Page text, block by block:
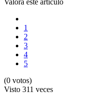
1
2
3
4
5
(0 votos)
Visto 311 veces